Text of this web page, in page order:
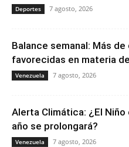
Deportes 7 agosto, 2026
Balance semanal: Más
favorecidas en materia
Venezuela 7 agosto, 2026
Alerta Climática: ¿El
año se prolongará?
Venezuela 7 agosto, 2026